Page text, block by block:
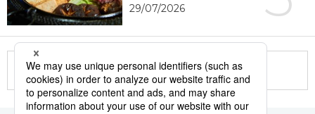
29/07/2026
More in this series